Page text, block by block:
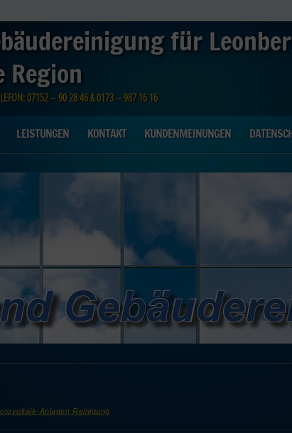
für
07152 – 90 28 46 & 0173 – 987 16 16
LEISTUNGEN KONTAKT KUNDENMEINUNGEN
Anlagen Reinigung